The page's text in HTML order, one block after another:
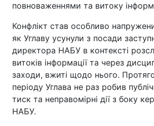
повноваженнями та витоку
Конфлікт став особливо
як Углаву усунули з посади
директора НАБУ в контексті
витоків інформації та через
заходи, вжиті щодо нього.
періоду Углава не раз робив
тиск та неправомірні дії з боку
НАБУ.